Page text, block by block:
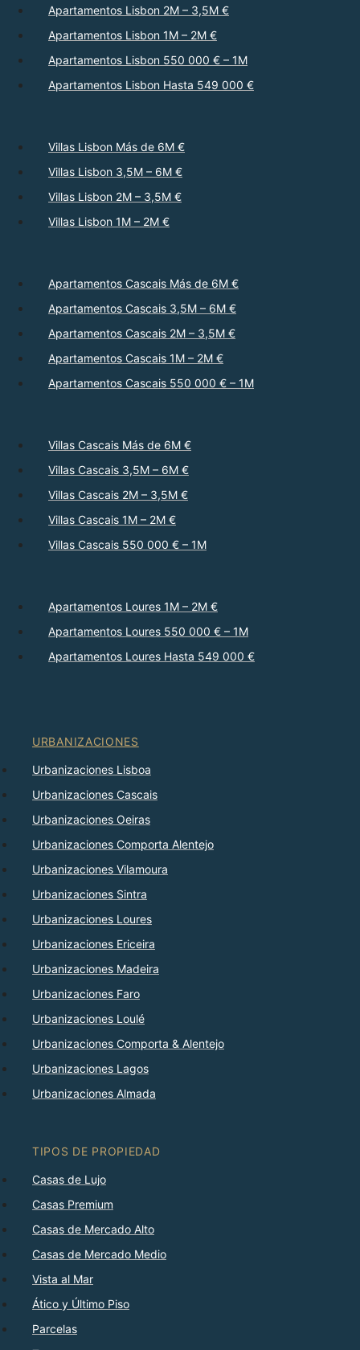
Apartamentos Lisbon 2M – 3,5M €
Apartamentos Lisbon 1M – 2M €
Apartamentos Lisbon 550 000 € – 1M
Apartamentos Lisbon Hasta 549 000 €
Villas Lisbon Más de 6M €
Villas Lisbon 3,5M – 6M €
Villas Lisbon 2M – 3,5M €
Villas Lisbon 1M – 2M €
Apartamentos Cascais Más de 6M €
Apartamentos Cascais 3,5M – 6M €
Apartamentos Cascais 2M – 3,5M €
Apartamentos Cascais 1M – 2M €
Apartamentos Cascais 550 000 € – 1M
Villas Cascais Más de 6M €
Villas Cascais 3,5M – 6M €
Villas Cascais 2M – 3,5M €
Villas Cascais 1M – 2M €
Villas Cascais 550 000 € – 1M
Apartamentos Loures 1M – 2M €
Apartamentos Loures 550 000 € – 1M
Apartamentos Loures Hasta 549 000 €
URBANIZACIONES
Urbanizaciones Lisboa
Urbanizaciones Cascais
Urbanizaciones Oeiras
Urbanizaciones Comporta Alentejo
Urbanizaciones Vilamoura
Urbanizaciones Sintra
Urbanizaciones Loures
Urbanizaciones Ericeira
Urbanizaciones Madeira
Urbanizaciones Faro
Urbanizaciones Loulé
Urbanizaciones Comporta & Alentejo
Urbanizaciones Lagos
Urbanizaciones Almada
TIPOS DE PROPIEDAD
Casas de Lujo
Casas Premium
Casas de Mercado Alto
Casas de Mercado Medio
Vista al Mar
Ático y Último Piso
Parcelas